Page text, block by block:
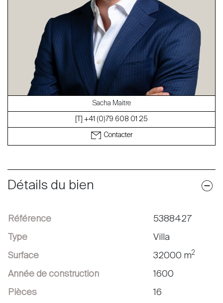
en fr
Détails du bien
Référence 5388427
Type Villa
Surface 32000 m2
Année de construction 1600
Pièces 16
Sacha Maitre
[T] +41 (0)79 608 01 25
Contacter